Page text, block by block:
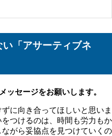
「アサーティブネ
ッセージをお願いします。
に向き合ってほしいと思いま
つけるのは、時間も労力もか
がら妥協点を見つけていくの